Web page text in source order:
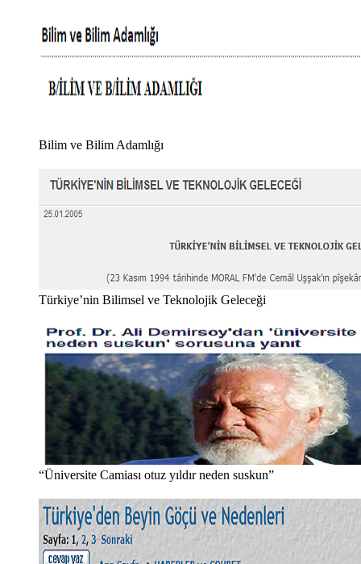
Bilim ve Bilim Adamlığı
Türkiye’nin Bilimsel ve Teknolojik Geleceği
“Üniversite Camiası otuz yıldır neden suskun”